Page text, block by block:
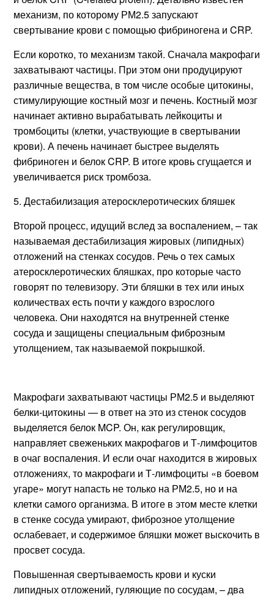
механизм, по которому РМ2.5 запускают
свертывание крови с помощью фибриногена и CRP.
Если коротко, то механизм такой. Сначала макрофаги
захватывают частицы. При этом они продуцируют
различные вещества, в том числе особые цитокины,
стимулирующие костный мозг и печень. Костный мозг
начинает активно вырабатывать лейкоциты и
тромбоциты (клетки, участвующие в свертывании
крови). А печень начинает быстрее выделять
фибриноген и белок CRP. В итоге кровь сгущается и
увеличивается риск тромбоза.
5. Дестабилизация атеросклеротических бляшек
Второй процесс, идущий вслед за воспалением, – так
называемая дестабилизация жировых (липидных)
отложений на стенках сосудов. Речь о тех самых
атеросклеротических бляшках, про которые часто
говорят по телевизору. Эти бляшки в тех или иных
количествах есть почти у каждого взрослого
человека. Они находятся на внутренней стенке
сосуда и защищены специальным фиброзным
утолщением, так называемой покрышкой.
Макрофаги захватывают частицы РМ2.5 и выделяют
белки-цитокины — в ответ на это из стенок сосудов
выделяется белок MCP. Он, как регулировщик,
направляет свеженьких макрофагов и Т-лимфоцитов
в очаг воспаления. И если очаг находится в жировых
отложениях, то макрофаги и Т-лимфоциты «в боевом
угаре» могут напасть не только на РМ2.5, но и на
клетки самого организма. В итоге в этом месте клетки
в стенке сосуда умирают, фиброзное утолщение
ослабевает, и содержимое бляшки может выскочить в
просвет сосуда.
Повышенная свертываемость крови и куски
липидных отложений, гуляющие по сосудам, – два